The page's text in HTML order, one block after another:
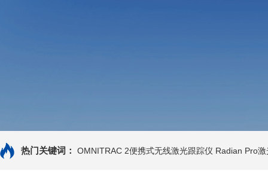
热门关键词： OMNITRAC 2便携式无线激光跟踪仪 Radian Pro